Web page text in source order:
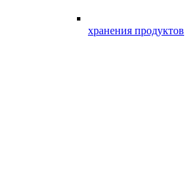
хранения продуктов